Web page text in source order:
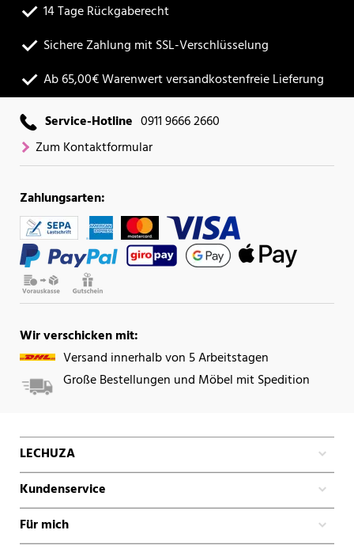
14 Tage Rückgaberecht
Sichere Zahlung mit SSL-Verschlüsselung
Ab 65,00€ Warenwert versandkostenfreie Lieferung
Service-Hotline 0911 9666 2660
Zum Kontaktformular
Zahlungsarten:
Wir verschicken mit:
Versand innerhalb von 5 Arbeitstagen
Große Bestellungen und Möbel mit Spedition
LECHUZA
Kundenservice
Für mich